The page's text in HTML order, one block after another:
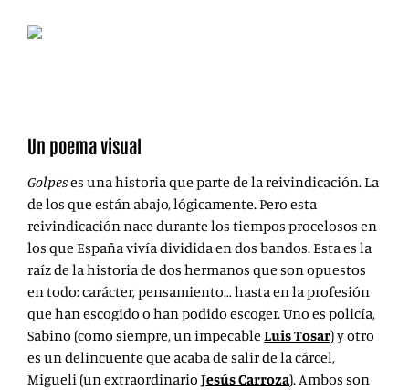
Un poema visual
Golpeses una historia que parte de la reivindicación. La
de los que están abajo, lógicamente. Pero esta
reivindicación nace durante los tiempos procelosos en
los que España vivía dividida en dos bandos. Esta es la
raíz de la historia de dos hermanos que son opuestos
en todo: carácter, pensamiento… hasta en la profesión
que han escogido o han podido escoger. Uno es policía,
Sabino (como siempre, un impecable Luis Tosar) y otro
es un delincuente que acaba de salir de la cárcel,
Migueli (un extraordinario Jesús Carroza). Ambos son